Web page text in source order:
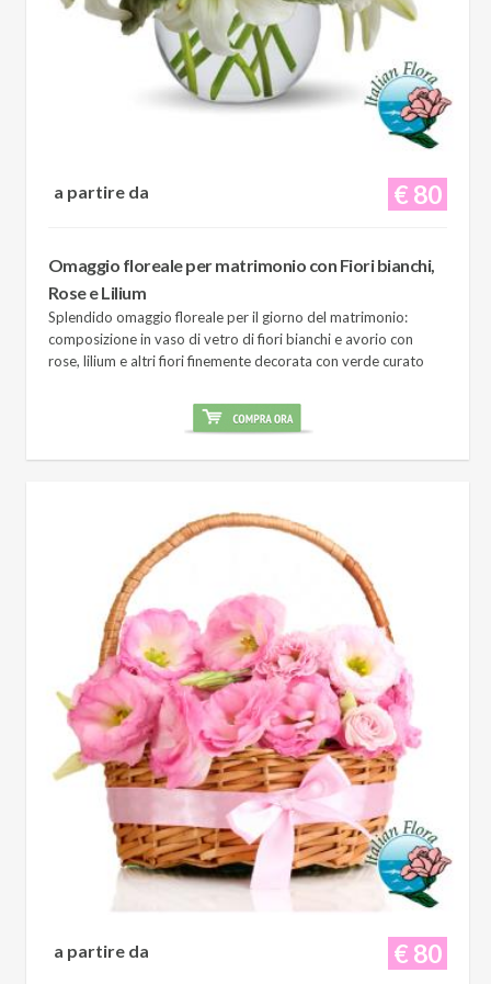
€ 80
a partire da
Omaggio floreale per matrimonio con Fiori bianchi,
Rose e Lilium
Splendido omaggio floreale per il giorno del matrimonio:
composizione in vaso di vetro di fiori bianchi e avorio con
rose, lilium e altri fiori finemente decorata con verde curato
€ 80
a partire da